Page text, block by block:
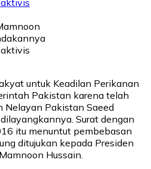
untuk Keadilan Perikanan
Pakistan karena telah
Nelayan Pakistan Saeed
Surat dengan
itu menuntut pembebasan
ditujukan kepada Presiden
Hussain.